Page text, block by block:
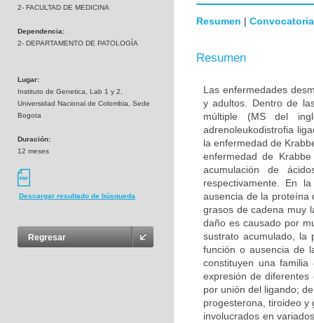
2- FACULTAD DE MEDICINA
Dependencia:
2- DEPARTAMENTO DE PATOLOGÍA
Lugar:
Instituto de Genetica, Lab 1 y 2,
Universidad Nacional de Colombia, Sede
Bogota
Duración:
12 meses
Descargar resultado de búsqueda
Regresar
Resumen | Convocatoria
Resumen
Las enfermedades
y adultos. Dentro de
múltiple (MS del
adrenoleukodistrofia
la enfermedad de
enfermedad de
acumulación de
respectivamente. En
ausencia de la proteína
grasos de cadena muy
daño es causado por
sustrato acumulado, la
función o ausencia de
constituyen una
expresión de
por unión del ligando;
progesterona, tiroideo y
involucrados en